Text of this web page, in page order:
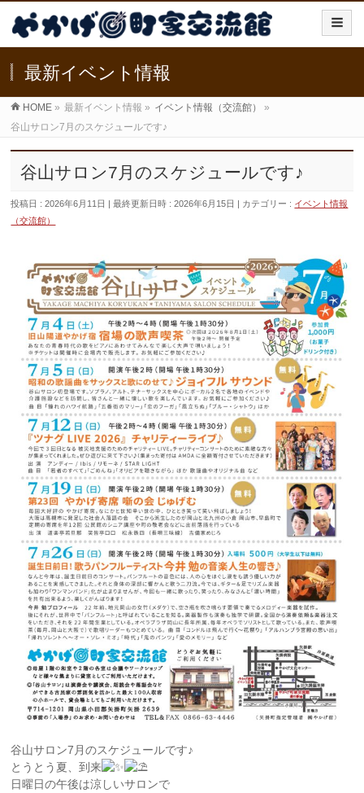
最新イベント情報
HOME » 最新イベント情報 » イベント情報（交流館）
»
谷山サロン7月のスケジュールです♪
谷山サロン7月のスケジュールです♪
投稿日 : 2026年6月11日 最終更新日時 : 2026年6月15日 カテゴリー : イベント情報
（交流館）
谷山サロン7月のスケジュールです♪
とうとう夏、到来
日曜日の午後は涼しいサロンで